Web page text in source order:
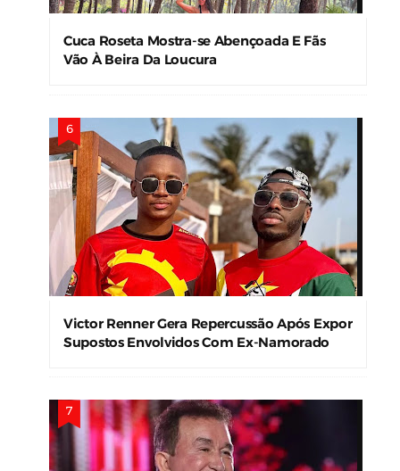
Cuca Roseta Mostra-se Abençoada E Fãs
Vão À Beira Da Loucura
Victor Renner Gera Repercussão Após Expor
Supostos Envolvidos Com Ex-Namorado